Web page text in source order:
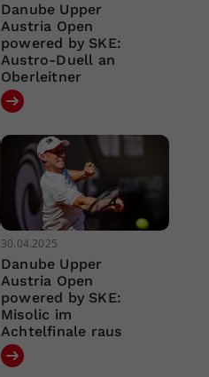
Danube Upper
Austria Open
powered by SKE:
Austro-Duell an
Oberleitner
30.04.2025
Danube Upper
Austria Open
powered by SKE:
Misolic im
Achtelfinale raus